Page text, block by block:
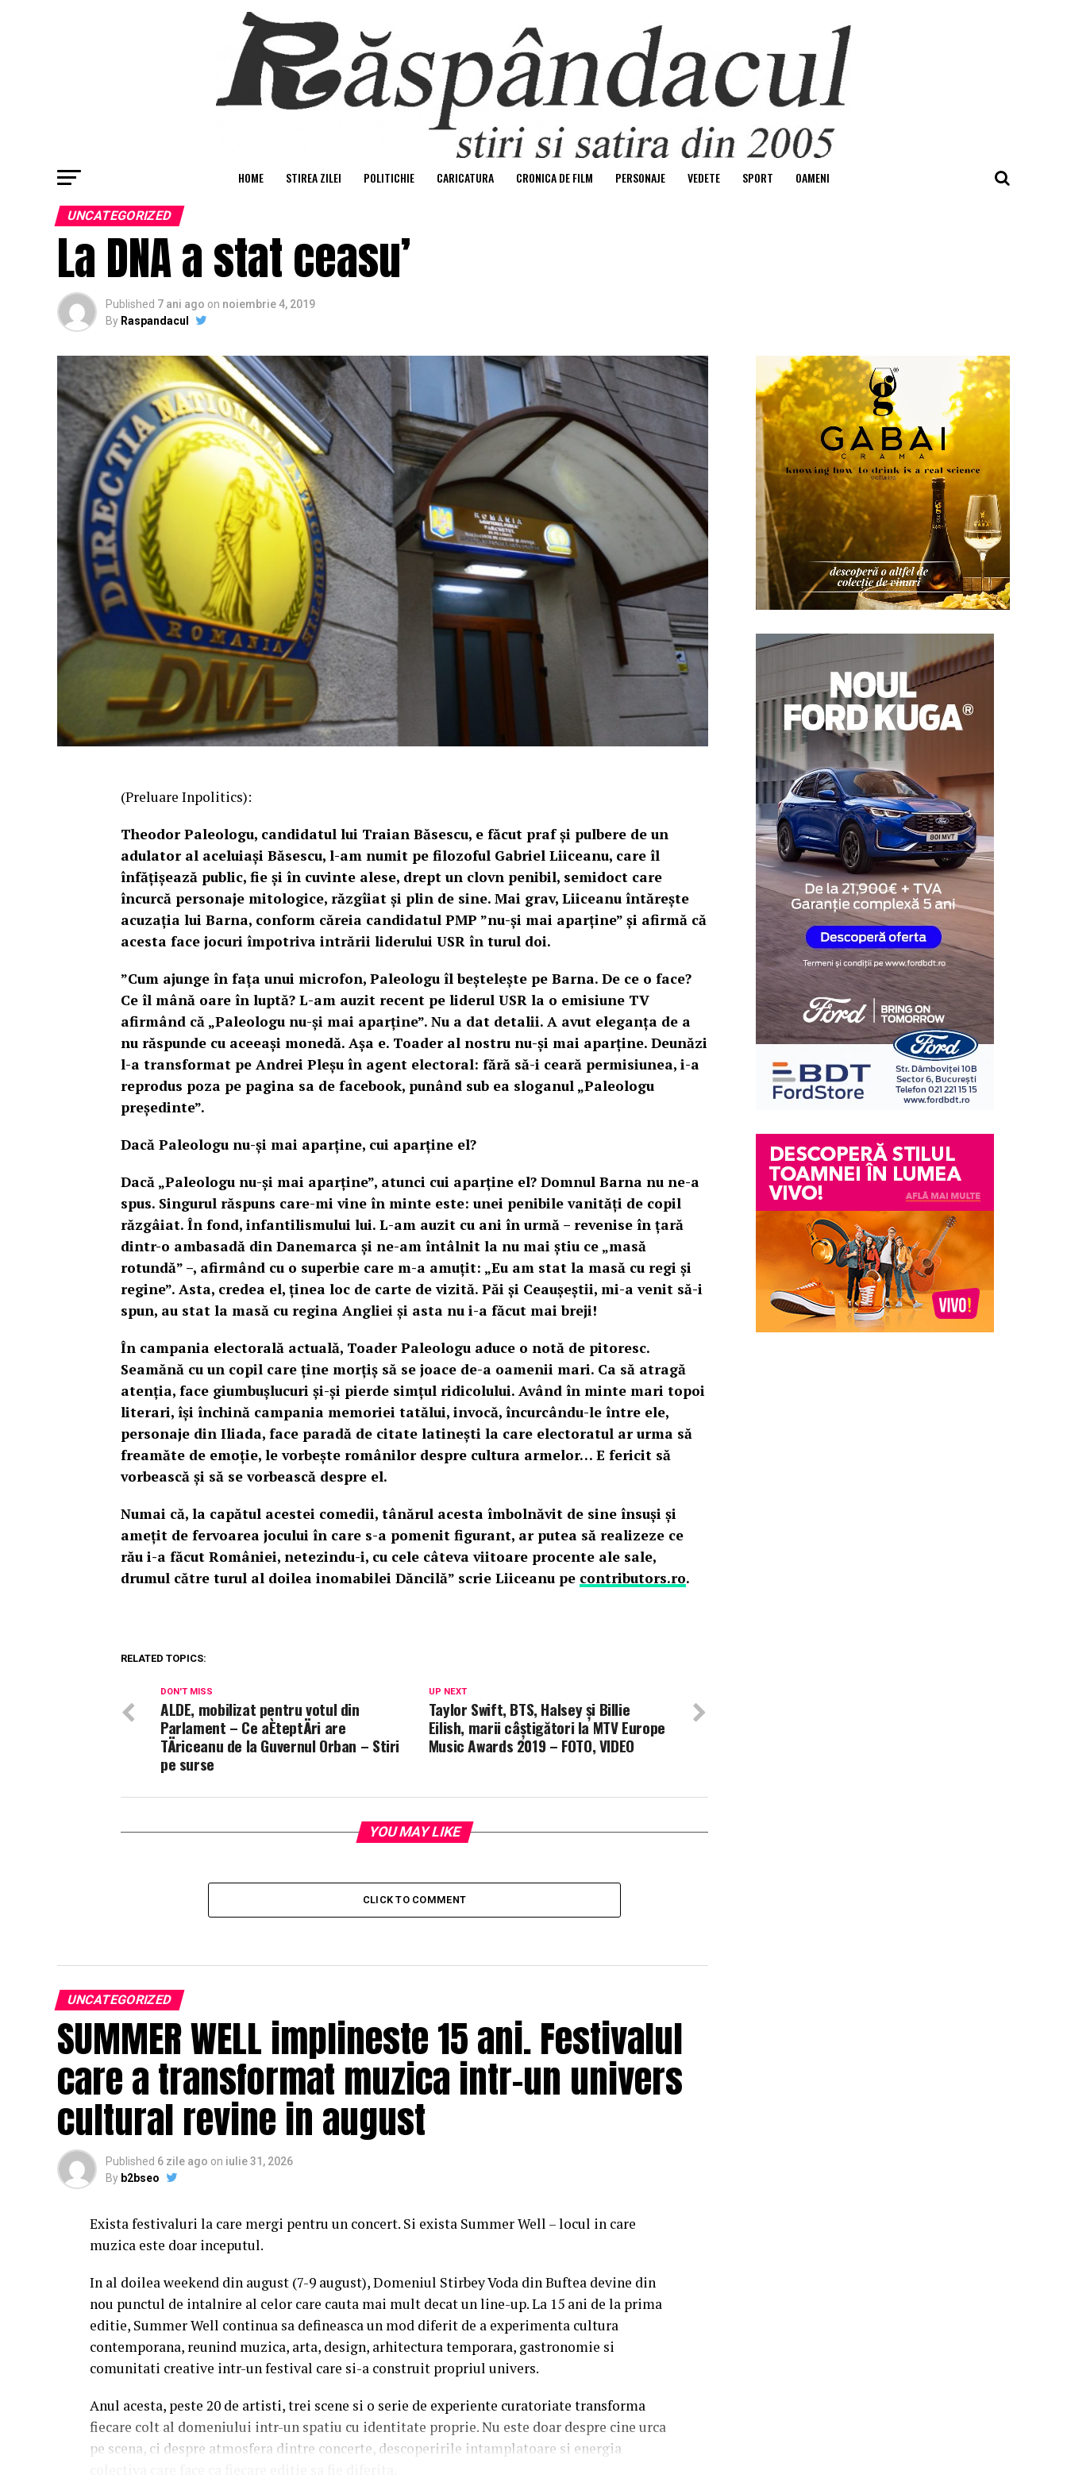
HOME STIREA ZILEI POLITICHIE CARICATURA CRONICA DE FILM PERSONAJE VEDETE SPORT OAMENI
UNCATEGORIZED
La DNA a stat ceasu’
Published 7 ani ago on noiembrie 4, 2019
By Raspandacul
(Preluare Inpolitics):
Theodor Paleologu, candidatul lui Traian Băsescu, e făcut praf și pulbere de un
adulator al aceluiași Băsescu, l-am numit pe filozoful Gabriel Liiceanu, care îl
înfățișează public, fie și în cuvinte alese, drept un clovn penibil, semidoct care
încurcă personaje mitologice, răzgîiat și plin de sine. Mai grav, Liiceanu întărește
acuzația lui Barna, conform căreia candidatul PMP ”nu-și mai aparține” și afirmă că
acesta face jocuri împotriva intrării liderului USR în turul doi.
”Cum ajunge în fața unui microfon, Paleologu îl beștelește pe Barna. De ce o face?
Ce îl mână oare în luptă? L-am auzit recent pe liderul USR la o emisiune TV
afirmând că „Paleologu nu-și mai aparține”. Nu a dat detalii. A avut eleganța de a
nu răspunde cu aceeași monedă. Așa e. Toader al nostru nu-și mai aparține. Deunăzi
l-a transformat pe Andrei Pleșu în agent electoral: fără să-i ceară permisiunea, i-a
reprodus poza pe pagina sa de facebook, punând sub ea sloganul „Paleologu
președinte”.
Dacă Paleologu nu-și mai aparține, cui aparține el?
Dacă „Paleologu nu-și mai aparține”, atunci cui aparține el? Domnul Barna nu ne-a
spus. Singurul răspuns care-mi vine în minte este: unei penibile vanități de copil
răzgâiat. În fond, infantilismului lui. L-am auzit cu ani în urmă – revenise în țară
dintr-o ambasadă din Danemarca și ne-am întâlnit la nu mai știu ce „masă
rotundă” –, afirmând cu o superbie care m-a amuțit: „Eu am stat la masă cu regi și
regine”. Asta, credea el, ținea loc de carte de vizită. Păi și Ceaușeștii, mi-a venit să-i
spun, au stat la masă cu regina Angliei și asta nu i-a făcut mai breji!
În campania electorală actuală, Toader Paleologu aduce o notă de pitoresc.
Seamănă cu un copil care ține morțiș să se joace de-a oamenii mari. Ca să atragă
atenția, face giumbușlucuri și-și pierde simțul ridicolului. Având în minte mari topoi
literari, își închină campania memoriei tatălui, invocă, încurcându-le între ele,
personaje din Iliada, face paradă de citate latinești la care electoratul ar urma să
freamăte de emoție, le vorbește românilor despre cultura armelor… E fericit să
vorbească și să se vorbească despre el.
Numai că, la capătul acestei comedii, tânărul acesta îmbolnăvit de sine însuși și
amețit de fervoarea jocului în care s-a pomenit figurant, ar putea să realizeze ce
rău i-a făcut României, netezindu-i, cu cele câteva viitoare procente ale sale,
drumul către turul al doilea inomabilei Dăncilă” scrie Liiceanu pe contributors.ro.
RELATED TOPICS:
UP NEXT
Taylor Swift, BTS, Halsey şi Billie
Eilish, marii câştigători la MTV Europe
Music Awards 2019 – FOTO, VIDEO
DON'T MISS
ALDE, mobilizat pentru votul din
Parlament – Ce aÈteptÄri are
TÄriceanu de la Guvernul Orban – Stiri
pe surse
YOU MAY LIKE
CLICK TO COMMENT
UNCATEGORIZED
SUMMER WELL implineste 15 ani. Festivalul
care a transformat muzica intr-un univers
cultural revine in august
Published 6 zile ago on iulie 31, 2026
By b2bseo
Exista festivaluri la care mergi pentru un concert. Si exista Summer Well – locul in care
muzica este doar inceputul.
In al doilea weekend din august (7-9 august), Domeniul Stirbey Voda din Buftea devine din
nou punctul de intalnire al celor care cauta mai mult decat un line-up. La 15 ani de la prima
editie, Summer Well continua sa defineasca un mod diferit de a experimenta cultura
contemporana, reunind muzica, arta, design, arhitectura temporara, gastronomie si
comunitati creative intr-un festival care si-a construit propriul univers.
Anul acesta, peste 20 de artisti, trei scene si o serie de experiente curatoriate transforma
fiecare colt al domeniului intr-un spatiu cu identitate proprie. Nu este doar despre cine urca
pe scena, ci despre atmosfera dintre concerte, descoperirile intamplatoare si energia